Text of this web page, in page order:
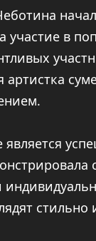
участие в
является